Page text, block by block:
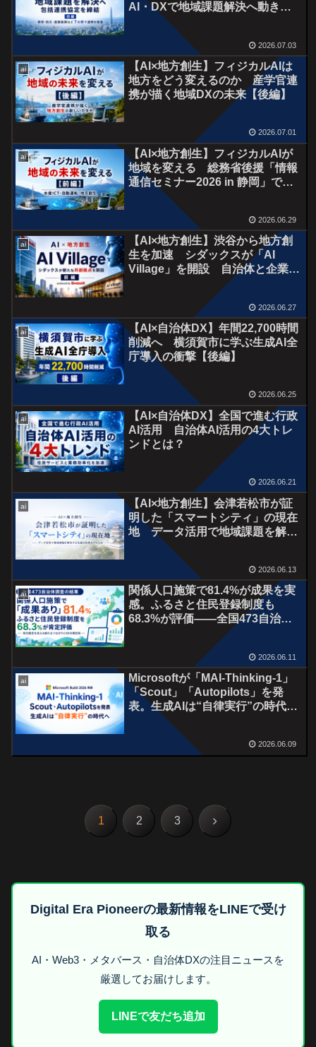
AI・DXで地域課題解決へ動き出
す【前編】
2026.07.03
ai
【AI×地方創生】フィジカルAIは
地方をどう変えるのか 産学官連
携が描く地域DXの未来【後編】
2026.07.01
ai
【AI×地方創生】フィジカルAIが
地域を変える 総務省後援「情報
通信セミナー2026 in 静岡」で見
えた次世代地方創生【前編】
2026.06.29
ai
【AI×地方創生】渋谷から地方創
生を加速 シダックスが「AI
Village」を開設 自治体と企業を
つなぐ新たな共創拠点とは【前
2026.06.27
ai
【AI×自治体DX】年間22,700時間
削減へ 横須賀市に学ぶ生成AI全
庁導入の衝撃【後編】
2026.06.25
ai
【AI×自治体DX】全国で進む行政
AI活用 自治体AI活用の4大トレ
ンドとは？
2026.06.21
ai
【AI×地方創生】会津若松市が証
明した「スマートシティ」の現在
地 データ活用で地域課題を解決
する先進自治体モデルとは
2026.06.13
ai
関係人口施策で81.4%が成果を実
感。ふるさと住民登録制度も
68.3%が評価――全国473自治体
調査から見える地方創生の現在地
2026.06.11
ai
Microsoftが「MAI-Thinking-1」
「Scout」「Autopilots」を発
表。生成AIは“自律実行”の時代
へ オフィス３６５との親和性は
2026.06.09
1 2 3 次
Digital Era Pioneerの最新情報をLINEで受け
取る
AI・Web3・メタバース・自治体DXの注目ニュースを
厳選してお届けします。
LINEで友だち追加